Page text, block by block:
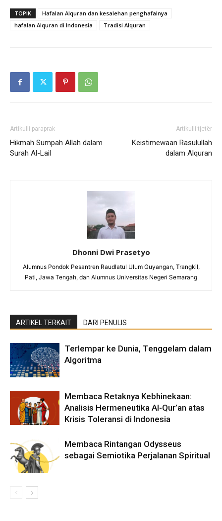
TOPIK
Hafalan Alquran dan kesalehan penghafalnya
hafalan Alquran di Indonesia
Tradisi Alquran
Artikulli paraprak
Hikmah Sumpah Allah dalam
Surah Al-Lail
Artikulli tjetër
Keistimewaan Rasulullah
dalam Alquran
Dhonni Dwi Prasetyo
Alumnus Pondok Pesantren Raudlatul Ulum Guyangan, Trangkil,
Pati, Jawa Tengah, dan Alumnus Universitas Negeri Semarang
ARTIKEL TERKAIT DARI PENULIS
Terlempar ke Dunia, Tenggelam dalam
Algoritma
Membaca Retaknya Kebhinekaan:
Analisis Hermeneutika Al-Qur’an atas
Krisis Toleransi di Indonesia
Membaca Rintangan Odysseus
sebagai Semiotika Perjalanan Spiritual